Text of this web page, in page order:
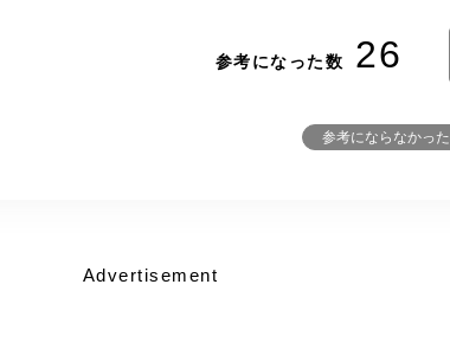
参考になった数 26
参考にならなかった
Advertisement